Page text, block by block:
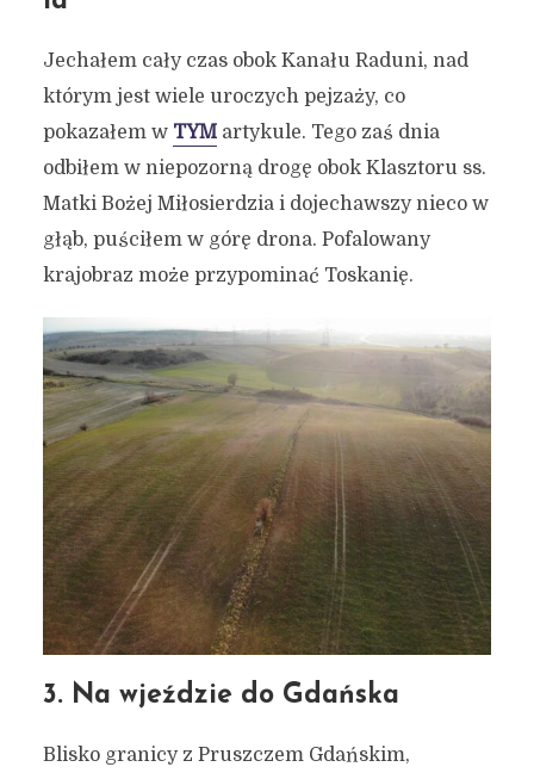
Jechałem cały czas obok Kanału Raduni, nad
którym jest wiele uroczych pejzaży, co
pokazałem w TYMartykule. Tego zaś dnia
odbiłem w niepozorną drogę obok Klasztoru ss.
Matki Bożej Miłosierdzia i dojechawszy nieco w
głąb, puściłem w górę drona. Pofalowany
krajobraz może przypominać Toskanię.
3. Na wjeździe do Gdańska
Blisko granicy z Pruszczem Gdańskim,